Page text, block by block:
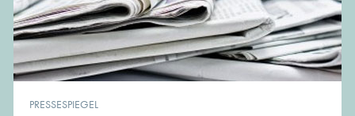
PRESSESPIEGEL